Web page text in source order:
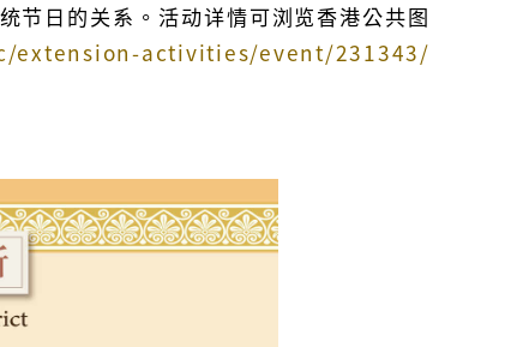
节日的关系。活动详情可浏览香港公共图
extension-activities/event/231343/